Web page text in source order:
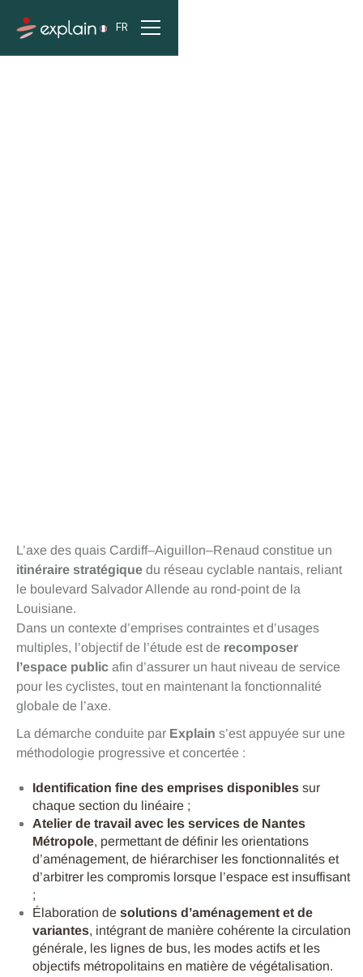
FR
L’axe des quais Cardiff–Aiguillon–Renaud constitue un
itinéraire stratégique du réseau cyclable nantais, reliant
le boulevard Salvador Allende au rond-point de la
Louisiane.
Dans un contexte d’emprises contraintes et d’usages
multiples, l’objectif de l’étude est de recomposer
l’espace public afin d’assurer un haut niveau de service
pour les cyclistes, tout en maintenant la fonctionnalité
globale de l’axe.
La démarche conduite par Explain s’est appuyée sur une
méthodologie progressive et concertée :
Identification fine des emprises disponibles sur
chaque section du linéaire ;
Atelier de travail avec les services de Nantes
Métropole, permettant de définir les orientations
d’aménagement, de hiérarchiser les fonctionnalités et
d’arbitrer les compromis lorsque l’espace est insuffisant
;
Élaboration de solutions d’aménagement et de
variantes, intégrant de manière cohérente la circulation
générale, les lignes de bus, les modes actifs et les
objectifs métropolitains en matière de végétalisation.